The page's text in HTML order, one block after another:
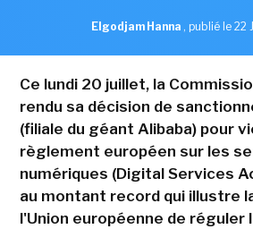
Elgodjam Hanna , publié le 22
Ce lundi 20 juillet, la
rendu sa décision de
(filiale du géant Alibaba) pour
règlement européen sur les
numériques (Digital Services
au montant record qui illustre
l'Union européenne de réguler